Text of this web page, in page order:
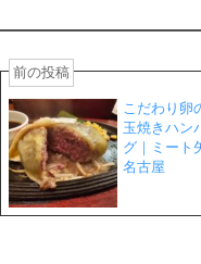
前の投稿
こだわり卵
玉焼きハン
グ｜ミート
名古屋